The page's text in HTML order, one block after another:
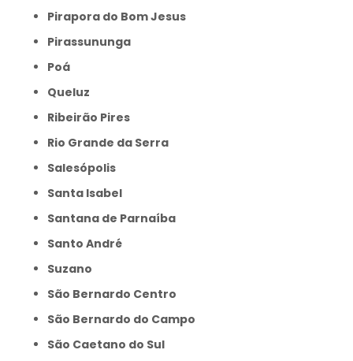
Pirapora do Bom Jesus
Pirassununga
Poá
Queluz
Ribeirão Pires
Rio Grande da Serra
Salesópolis
Santa Isabel
Santana de Parnaíba
Santo André
Suzano
São Bernardo Centro
São Bernardo do Campo
São Caetano do Sul